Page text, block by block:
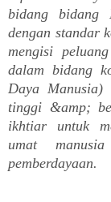
bidang bidang
dengan standar
mengisi
dalam bidang
Daya Manusia)
tinggi &amp;
ikhtiar untuk
umat
pemberdayaan.